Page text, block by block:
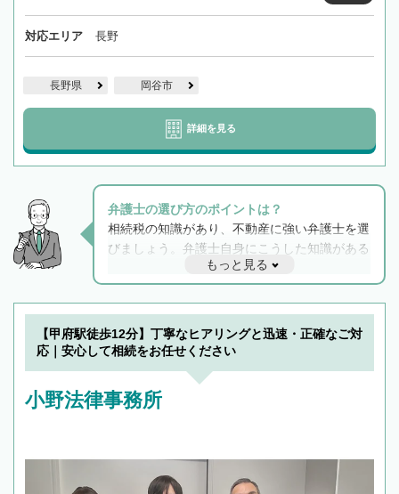
対応エリア 長野
長野県 岡谷市
詳細を見る
弁護士の選び方のポイントは？
相続税の知識があり、不動産に強い弁護士を選
びましょう。弁護士自身にこうした知識がある
と他士業との連携もスムーズに進み、トラブル
解決のみならず相続をトータルで任せることが
できます。また、相続は感情がからむ分野なの
でフィーリングも重要です。実際に電話や面談
で複数の弁護士と会話をしてウマが合う方に依
もっと見る
【甲府駅徒歩12分】丁寧なヒアリングと迅速・正確なご対
応｜安心して相続をお任せください
小野法律事務所